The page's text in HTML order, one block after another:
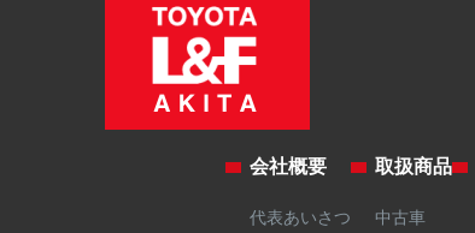
会社概要
代表あいさつ
取扱商品
中古車